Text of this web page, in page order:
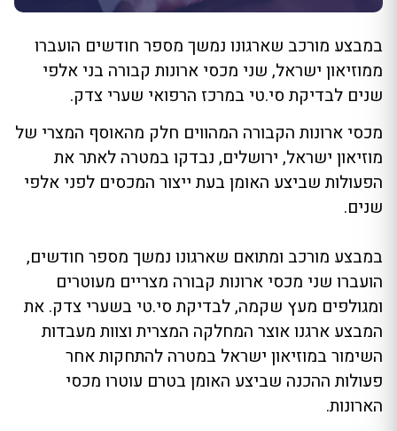
במבצע מורכב שארגונו נמשך מספר חודשים הועברו
ממוזיאון ישראל, שני מכסי ארונות קבורה בני אלפי
שנים לבדיקת סי.טי במרכז הרפואי שערי צדק.
מכסי ארונות הקבורה המהווים חלק מהאוסף המצרי של
מוזיאון ישראל, ירושלים, נבדקו במטרה לאתר את
הפעולות שביצע האומן בעת ייצור המכסים לפני אלפי
שנים.
במבצע מורכב ומתואם שארגונו נמשך מספר חודשים,
הועברו שני מכסי ארונות קבורה מצריים מעוטרים
ומגולפים מעץ שקמה, לבדיקת סי.טי בשערי צדק. את
המבצע ארגנו אוצר המחלקה המצרית וצוות מעבדות
השימור במוזיאון ישראל במטרה להתחקות אחר
פעולות ההכנה שביצע האומן בטרם עוטרו מכסי
הארונות.